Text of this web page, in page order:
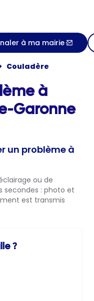
à ma mairie
Couladère
à
Garonne
un problème à
ou de
secondes : photo et
est transmis
?